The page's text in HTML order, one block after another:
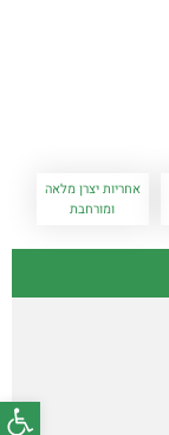
אחריות יצרן מלאה
ומורחבת
פתח